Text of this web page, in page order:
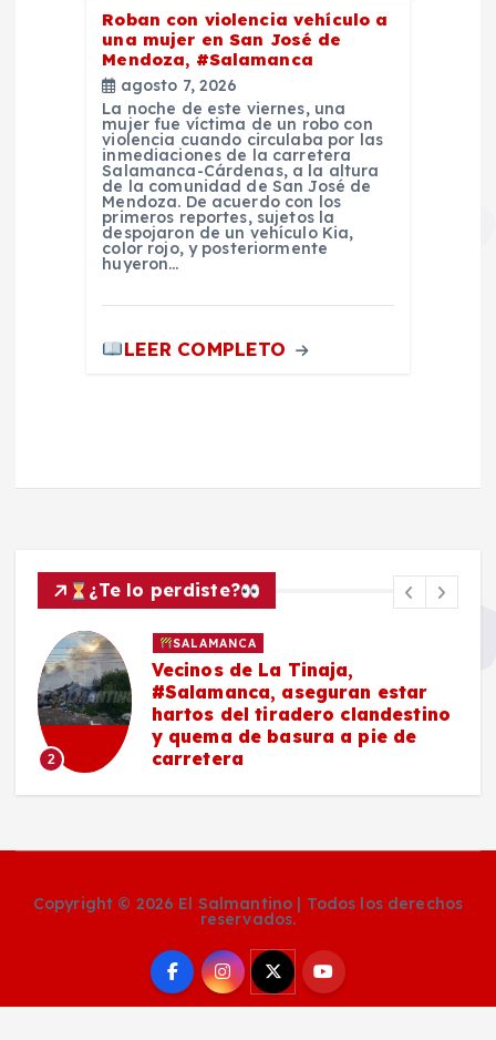
Roban con violencia vehículo a
una mujer en San José de
Mendoza, #Salamanca
agosto 7, 2026
La noche de este viernes, una
mujer fue víctima de un robo con
violencia cuando circulaba por las
inmediaciones de la carretera
Salamanca-Cárdenas, a la altura
de la comunidad de San José de
Mendoza. De acuerdo con los
primeros reportes, sujetos la
despojaron de un vehículo Kia,
color rojo, y posteriormente
huyeron…
LEER COMPLETO
¿Te lo perdiste?
2
SALAMANCA
Vecinos de La Tinaja,
#Salamanca, aseguran estar
hartos del tiradero clandestino
y quema de basura a pie de
carretera
Copyright © 2026 El Salmantino | Todos los derechos
reservados.